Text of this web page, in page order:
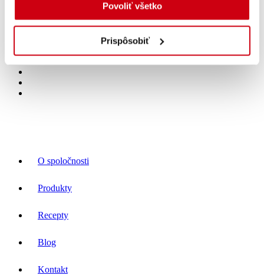
Povoliť všetko
Prispôsobiť
Odstúpenie od zmluvy
O spoločnosti
VŠETKY PRÁVA VYHRADENÉ. Mäspoma spol. s r.o | © 2024
O spoločnosti
Produkty
Recepty
Blog
Kontakt